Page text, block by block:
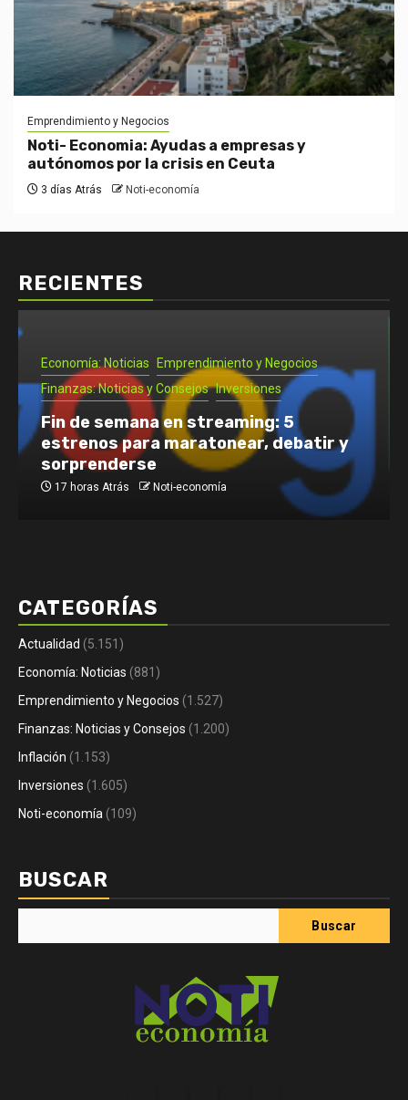
Emprendimiento y Negocios
Noti- Economia: Ayudas a empresas y
autónomos por la crisis en Ceuta
3 días Atrás Noti-economía
RECIENTES
Inversiones
Noti- Economia: Cómo empezar una
pizzería en Chile: requisitos, pasos y
costos
3 días Atrás Noti-economía
CATEGORÍAS
Actualidad (5.151)
Economía: Noticias (881)
Emprendimiento y Negocios (1.527)
Finanzas: Noticias y Consejos (1.200)
Inflación (1.153)
Inversiones (1.605)
Noti-economía (109)
BUSCAR
Buscar